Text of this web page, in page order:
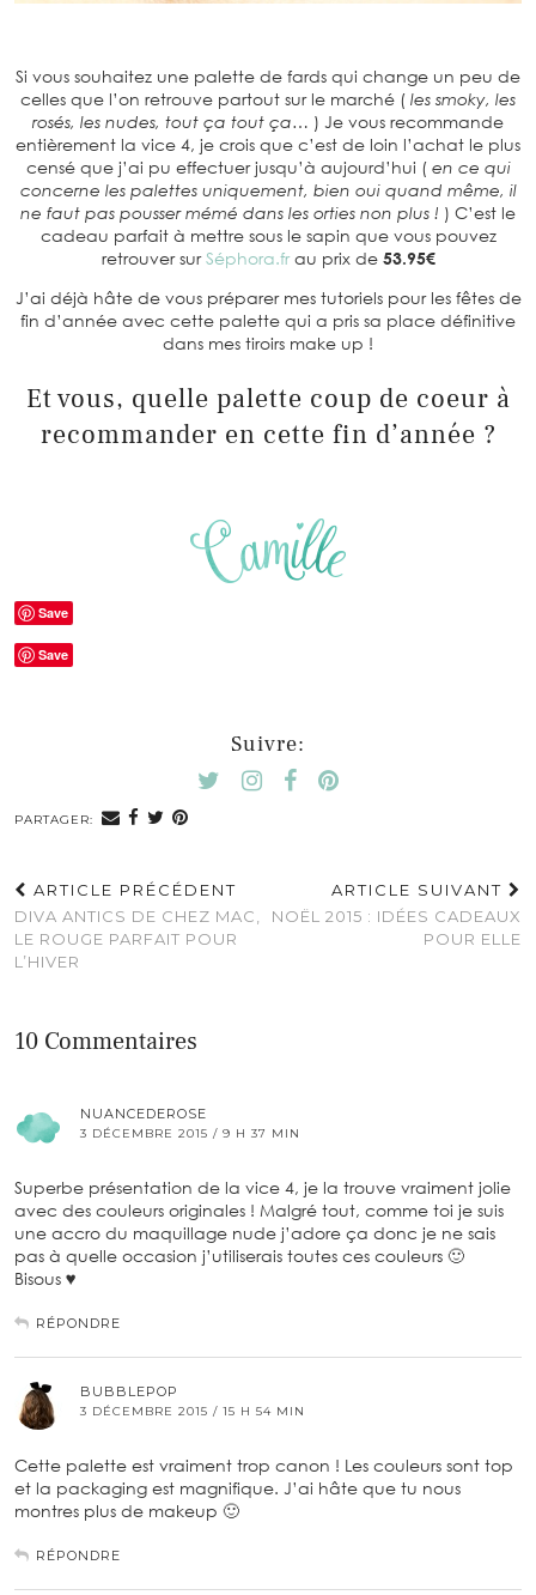
Si vous souhaitez une palette de fards qui change un peu de
celles que l’on retrouve partout sur le marché ( les smoky, les
rosés, les nudes, tout ça tout ça… ) Je vous recommande
entièrement la vice 4, je crois que c’est de loin l’achat le plus
censé que j’ai pu effectuer jusqu’à aujourd’hui (en ce qui
concerne les palettes uniquement, bien oui quand même, il
ne faut pas pousser mémé dans les orties non plus ! ) C’est le
cadeau parfait à mettre sous le sapin que vous pouvez
retrouver surSéphora.frau prix de 53.95€
J’ai déjà hâte de vous préparer mes tutoriels pour les fêtes de
fin d’année avec cette palette qui a pris sa place définitive
dans mes tiroirs make up !
Et vous, quelle palette coup de coeur à
recommander en cette fin d’année ?
Save
Save
Suivre:
PARTAGER:
ARTICLE PRÉCÉDENT
DIVA ANTICS DE CHEZ MAC,
LE ROUGE PARFAIT POUR
L’HIVER
ARTICLE SUIVANT
NOËL 2015 : IDÉES CADEAUX
POUR ELLE
10 Commentaires
NUANCEDEROSE
3 DÉCEMBRE 2015 / 9 H 37 MIN
Superbe présentation de la vice 4, je la trouve vraiment jolie
avec des couleurs originales ! Malgré tout, comme toi je suis
une accro du maquillage nude j’adore ça donc je ne sais
pas à quelle occasion j’utiliserais toutes ces couleurs 🙂
Bisous ♥
RÉPONDRE
BUBBLEPOP
3 DÉCEMBRE 2015 / 15 H 54 MIN
Cette palette est vraiment trop canon ! Les couleurs sont top
et la packaging est magnifique. J’ai hâte que tu nous
montres plus de makeup 🙂
RÉPONDRE